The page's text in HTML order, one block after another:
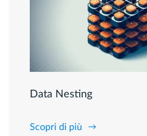
Data Nesting
Scopri di più